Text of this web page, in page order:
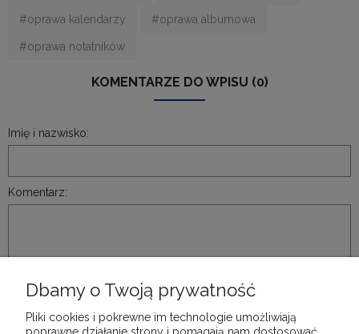
#oprawa kalendarzy #oprawa albumowa
#oprawa notatników
KOMENTARZE DO WPISU (0)
Imię i nazwisko:
Komentarz:
WYŚLIJ
Dbamy o Twoją prywatność
Pliki cookies i pokrewne im technologie umożliwiają